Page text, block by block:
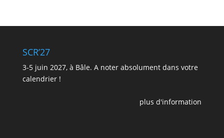
SCR’27
3-5 juin 2027, à Bâle. A noter absolument dans votre
calendrier !
plus d'information